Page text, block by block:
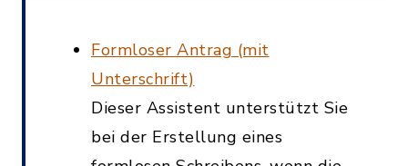
Formloser Antrag (mit
Unterschrift)
Dieser Assistent unterstützt Sie
bei der Erstellung eines